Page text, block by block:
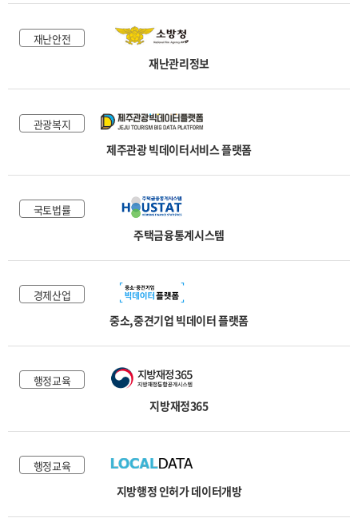
재난안전
재난관리정보
관광복지
제주관광 빅데이터서비스 플랫폼
국토법률
주택금융통계시스템
경제산업
중소,중견기업 빅데이터 플랫폼
행정교육
지방재정365
행정교육
지방행정 인허가 데이터개방